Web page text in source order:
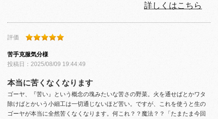
詳しくはこちら
評価
苦手克服気分様
投稿日： 2025/08/09 19:44:49
本当に苦くなくなります
ゴーヤ、『苦い』という概念の塊みたいな苦さの野菜。火を通せばとかワタ
除けばとかいう小細工は一切通じないほど苦い。ですが、これを使うと生の
ゴーヤが本当に全然苦くなくなります。何これ？？魔法？？「たまたま今回